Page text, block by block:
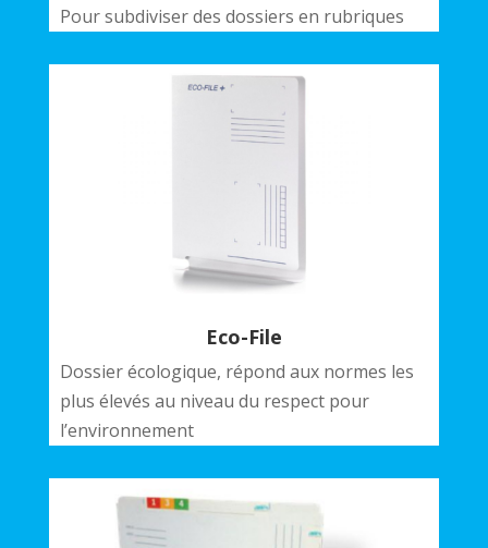
Pour subdiviser des dossiers en rubriques
Eco-File
Dossier écologique, répond aux normes les
plus élevés au niveau du respect pour
l’environnement